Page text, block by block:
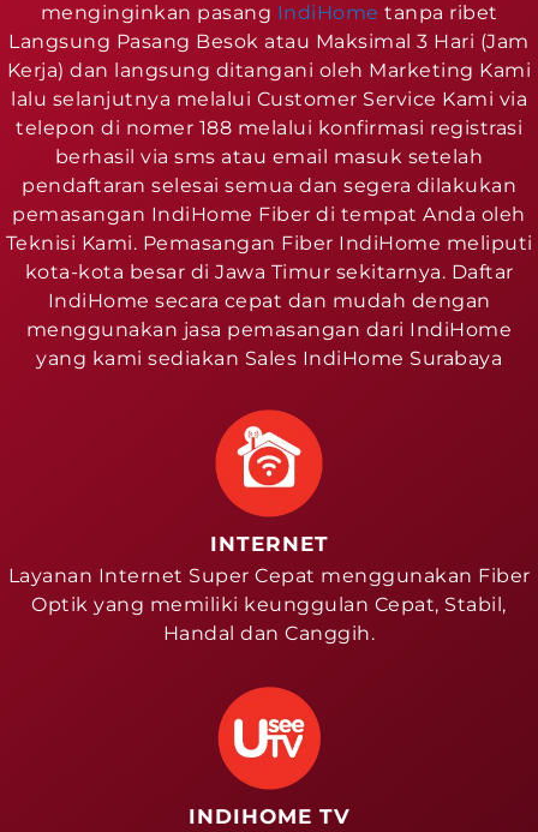
menginginkan pasang IndiHome tanpa ribet
Langsung Pasang Besok atau Maksimal 3 Hari (Jam
Kerja) dan langsung ditangani oleh Marketing Kami
lalu selanjutnya melalui Customer Service Kami via
telepon di nomer 188 melalui konfirmasi registrasi
berhasil via sms atau email masuk setelah
pendaftaran selesai semua dan segera dilakukan
pemasangan IndiHome Fiber di tempat Anda oleh
Teknisi Kami. Pemasangan Fiber IndiHome meliputi
kota-kota besar di Jawa Timur sekitarnya. Daftar
IndiHome secara cepat dan mudah dengan
menggunakan jasa pemasangan dari IndiHome
yang kami sediakan Sales IndiHome Surabaya
INTERNET
Layanan Internet Super Cepat menggunakan Fiber
Optik yang memiliki keunggulan Cepat, Stabil,
Handal dan Canggih.
INDIHOME TV